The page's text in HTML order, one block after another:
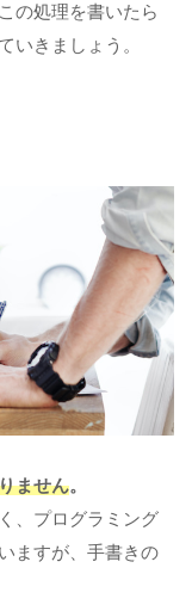
の処理を書いたら
いきましょう。
ません。
、プログラミング
ますが、手書きの